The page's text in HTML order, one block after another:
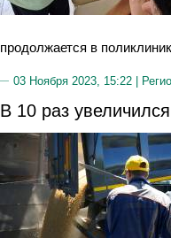
продолжается в
03 Ноября 2023, 15:22 |
В 10 раз